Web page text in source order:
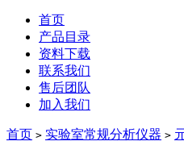
首页
产品目录
资料下载
联系我们
售后团队
加入我们
首页 > 实验室常规分析仪器 >